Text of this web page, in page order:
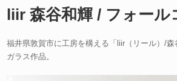
liir 森谷和輝 / フォール
福井県敦賀市に工房を構える「liir（リール）/
ガラス作品。